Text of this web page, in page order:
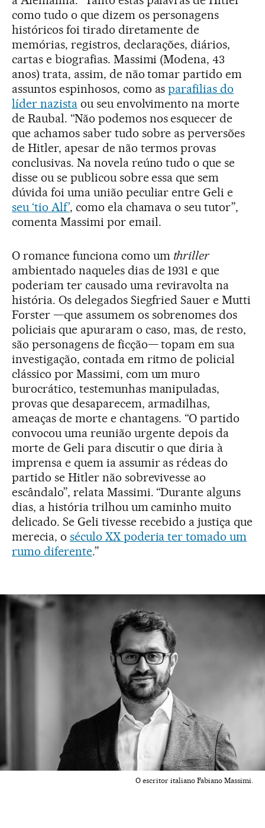
como tudo o que dizem os personagens
históricos foi tirado diretamente de
memórias, registros, declarações, diários,
cartas e biografias. Massimi (Modena, 43
anos) trata, assim, de não tomar partido em
assuntos espinhosos, como asparafilias do
líder nazistaou seu envolvimento na morte
de Raubal. “Não podemos nos esquecer de
que achamos saber tudo sobre as perversões
de Hitler, apesar de não termos provas
conclusivas. Na novela reúno tudo o que se
disse ou se publicou sobre essa que sem
dúvida foi uma união peculiar entre Geli e
seu ‘tio Alf’, como ela chamava o seu tutor”,
comenta Massimi por email.
O romance funciona como um thriller
ambientado naqueles dias de 1931 e que
poderiam ter causado uma reviravolta na
história. Os delegados Siegfried Sauer e Mutti
Forster —que assumem os sobrenomes dos
policiais que apuraram o caso, mas, de resto,
são personagens de ficção— topam em sua
investigação, contada em ritmo de policial
clássico por Massimi, com um muro
burocrático, testemunhas manipuladas,
provas que desaparecem, armadilhas,
ameaças de morte e chantagens. “O partido
convocou uma reunião urgente depois da
morte de Geli para discutir o que diria à
imprensa e quem ia assumir as rédeas do
partido se Hitler não sobrevivesse ao
escândalo”, relata Massimi. “Durante alguns
dias, a história trilhou um caminho muito
delicado. Se Geli tivesse recebido a justiça que
merecia, o século XX poderia ter tomado um
rumo diferente.”
O escritor italiano Fabiano Massimi.